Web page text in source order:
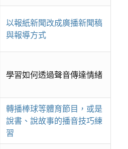
以報紙新聞改成廣播新聞稿
與報導方式
學習如何透過聲音傳達情緒
轉播棒球等體育節目，或是
說書、說故事的播音技巧練
習